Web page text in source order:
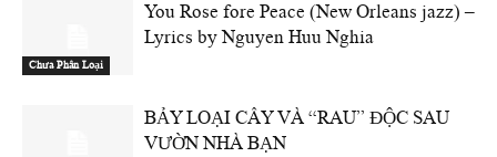
Chưa Phân Loại
You Rose fore Peace (New Orleans jazz) –
Lyrics by Nguyen Huu Nghia
BẢY LOẠI CÂY VÀ “RAU” ĐỘC SAU
VƯỜN NHÀ BẠN